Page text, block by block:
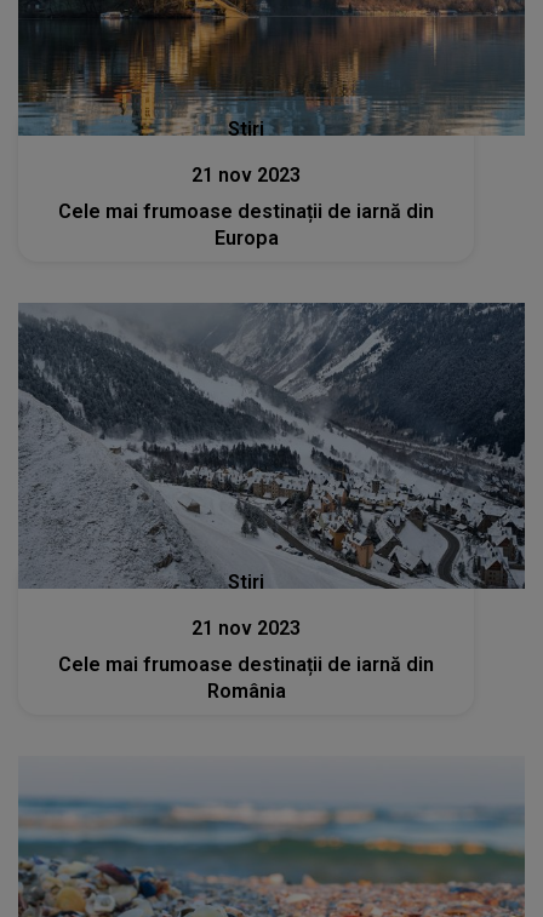
Stiri
21 nov 2023
Cele mai frumoase destinații de iarnă din
Europa
Stiri
21 nov 2023
Cele mai frumoase destinații de iarnă din
România